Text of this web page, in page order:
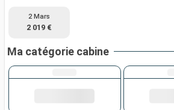
2 Mars
2 019 €
Ma catégorie cabine